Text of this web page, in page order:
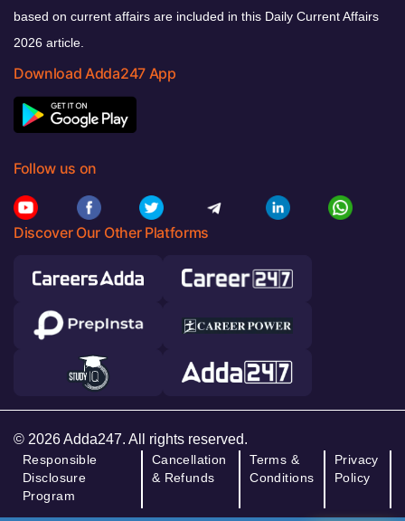
based on current affairs are included in this Daily Current Affairs
2026 article.
Download Adda247 App
Follow us on
Discover Our Other Platforms
© 2026 Adda247. All rights reserved.
Responsible
Disclosure
Program
Cancellation
& Refunds
Terms &
Conditions
Privacy
Policy